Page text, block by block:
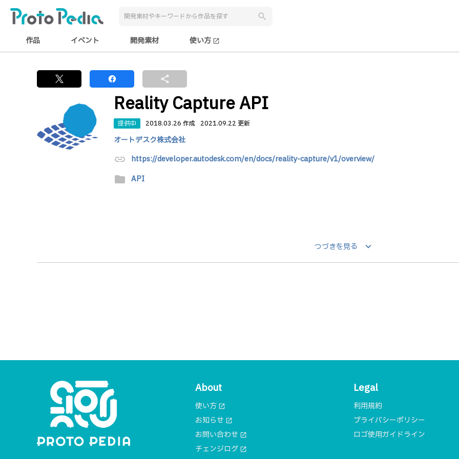
search
作品 イベント 開発素材 使い方 open_in_new
share
Reality Capture API
提供中 2018.03.26 作成 2021.09.22 更新
オートデスク株式会社
link https://developer.autodesk.com/en/docs/reality-capture/v1/overview/
folder API
つづきを見る keyboard_arrow_down
About
使い方 open_in_new
お知らせ open_in_new
お問い合わせ open_in_new
チェンジログ open_in_new
Legal
利用規約
プライバシーポリシー
ロゴ使用ガイドライン